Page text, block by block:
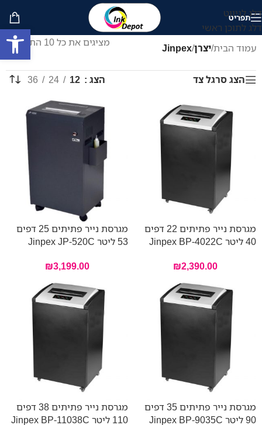
דלג לניווט
דלג לתוכן ראשי
תפריט
עמוד הבית/יצרן/
Jinpex מציגים את כל ⁦10⁩ התוצאות
הצג סרגל צד הצג 12
24
36
מגרסת נייר פתיתים 22 דפים
40 ליטר Jinpex BP-4022C
₪2,390.00
מגרסת נייר פתיתים 25 דפים
53 ליטר Jinpex JP-520C
₪3,199.00
מגרסת נייר פתיתים 35 דפים
90 ליטר Jinpex BP-9035C
מגרסת נייר פתיתים 38 דפים
110 ליטר Jinpex BP-11038C
פתח